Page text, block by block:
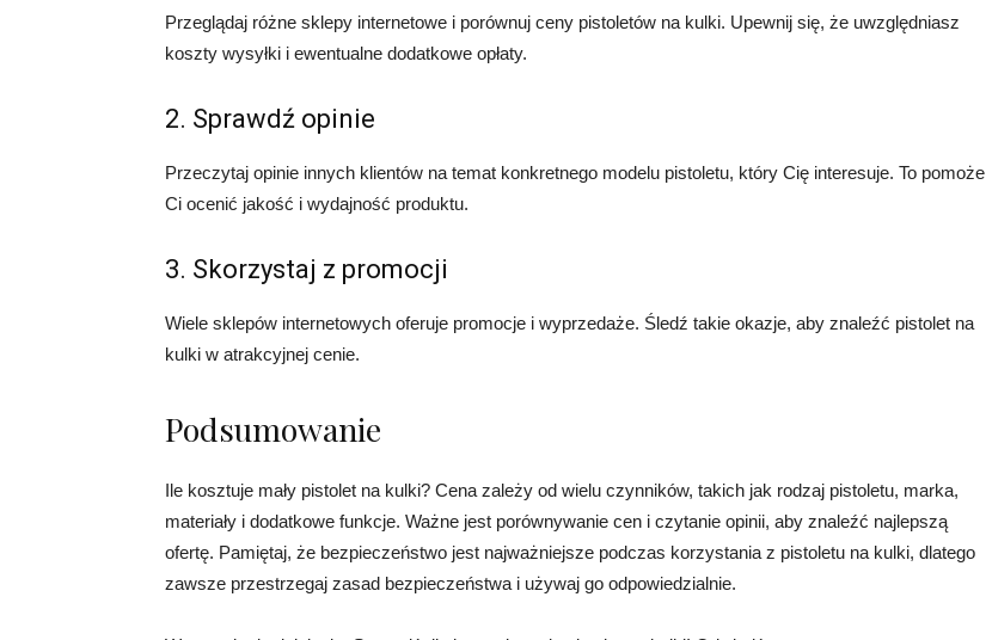
Przeglądaj różne sklepy internetowe i porównuj ceny pistoletów na kulki. Upewnij się, że uwzględniasz
koszty wysyłki i ewentualne dodatkowe opłaty.
2. Sprawdź opinie
Przeczytaj opinie innych klientów na temat konkretnego modelu pistoletu, który Cię interesuje. To pomoże
Ci ocenić jakość i wydajność produktu.
3. Skorzystaj z promocji
Wiele sklepów internetowych oferuje promocje i wyprzedaże. Śledź takie okazje, aby znaleźć pistolet na
kulki w atrakcyjnej cenie.
Podsumowanie
Ile kosztuje mały pistolet na kulki? Cena zależy od wielu czynników, takich jak rodzaj pistoletu, marka,
materiały i dodatkowe funkcje. Ważne jest porównywanie cen i czytanie opinii, aby znaleźć najlepszą
ofertę. Pamiętaj, że bezpieczeństwo jest najważniejsze podczas korzystania z pistoletu na kulki, dlatego
zawsze przestrzegaj zasad bezpieczeństwa i używaj go odpowiedzialnie.